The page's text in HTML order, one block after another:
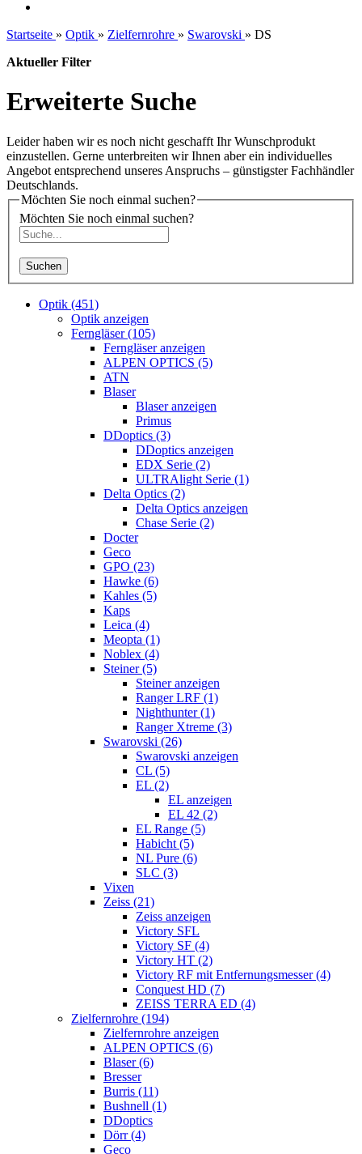
Startseite » Optik » Zielfernrohre » Swarovski » DS
Aktueller Filter
Erweiterte Suche
Leider haben wir es noch nicht geschafft Ihr Wunschprodukt
einzustellen. Gerne unterbreiten wir Ihnen aber ein individuelles
Angebot entsprechend unseres Anspruchs – günstigster Fachhändler
Deutschlands.
Möchten Sie noch einmal suchen?
Möchten Sie noch einmal suchen?
Suchen
Optik (451)
Optik anzeigen
Ferngläser (105)
Ferngläser anzeigen
ALPEN OPTICS (5)
ATN
Blaser
Blaser anzeigen
Primus
DDoptics (3)
DDoptics anzeigen
EDX Serie (2)
ULTRAlight Serie (1)
Delta Optics (2)
Delta Optics anzeigen
Chase Serie (2)
Docter
Geco
GPO (23)
Hawke (6)
Kahles (5)
Kaps
Leica (4)
Meopta (1)
Noblex (4)
Steiner (5)
Steiner anzeigen
Ranger LRF (1)
Nighthunter (1)
Ranger Xtreme (3)
Swarovski (26)
Swarovski anzeigen
CL (5)
EL (2)
EL anzeigen
EL 42 (2)
EL Range (5)
Habicht (5)
NL Pure (6)
SLC (3)
Vixen
Zeiss (21)
Zeiss anzeigen
Victory SFL
Victory SF (4)
Victory HT (2)
Victory RF mit Entfernungsmesser (4)
Conquest HD (7)
ZEISS TERRA ED (4)
Zielfernrohre (194)
Zielfernrohre anzeigen
ALPEN OPTICS (6)
Blaser (6)
Bresser
Burris (11)
Bushnell (1)
DDoptics
Dörr (4)
Geco